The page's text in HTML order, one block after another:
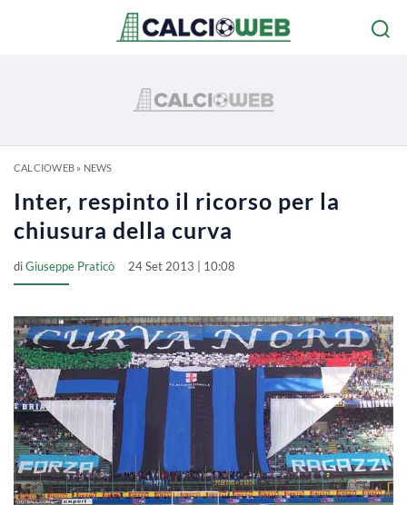
CALCIOWEB» NEWS
Inter, respinto il ricorso per la
chiusura della curva
diGiuseppe Praticò 24 Set 2013 | 10:08